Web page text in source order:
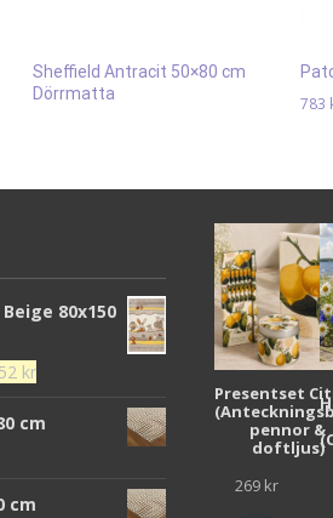
Sheffield Antracit 50×80 cm
Dörrmatta
783
80x150
krDet
priset
cm
cm
Presentset
pennor &
doftljus)
269 kr